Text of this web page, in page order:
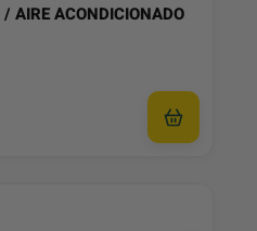
AIRE ACONDICIONADO